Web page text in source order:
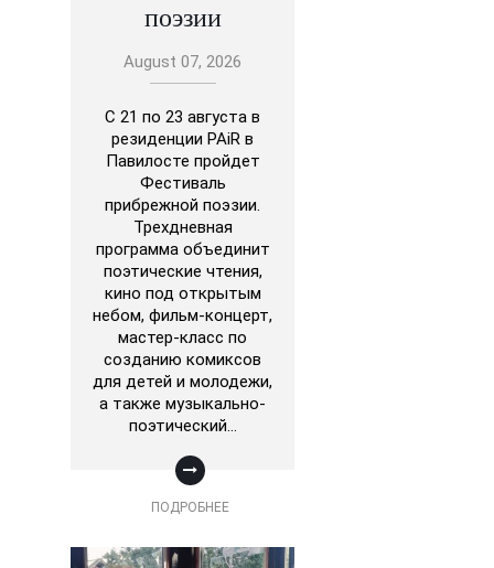
поэзии
August 07, 2026
С 21 по 23 августа в
резиденции PAiR в
Павилосте пройдет
Фестиваль
прибрежной поэзии.
Трехдневная
программа объединит
поэтические чтения,
кино под открытым
небом, фильм-концерт,
мастер-класс по
созданию комиксов
для детей и молодежи,
а также музыкально-
поэтический…
ПОДРОБНЕЕ